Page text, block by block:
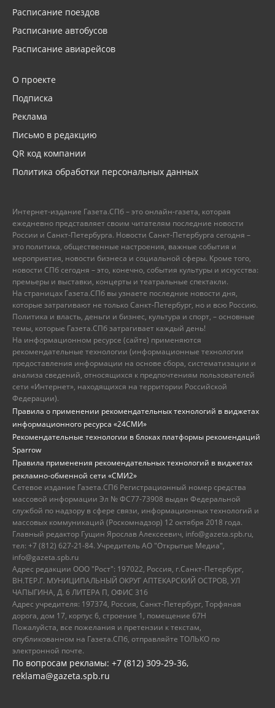
Расписание поездов
Расписание автобусов
Расписание авиарейсов
О проекте
Подписка
Реклама
Письмо в редакцию
QR код компании
Политика обработки персональных данных
Интернет-издание Газета.СПб – это онлайн-газета, которая
ежедневно представляет своим читателям последние новости
России и Санкт-Петербурга. Новости Санкт-Петербурга сегодня –
это политика, общественные настроения, важные события и
мероприятия, новости бизнеса и социальной сферы. Кроме того,
новости СПб сегодня – это, конечно, события культуры и искусства:
премьеры и выставки, концерты и театральные спектакли.
На страницах Газета.СПб вы узнаете последние новости дня,
которые затрагивают не только Санкт-Петербург, но и всю Россию.
Политика и власть, деньги и бизнес, культура и спорт, – основные
темы, которые Газета.СПб затрагивает каждый день!
На информационном ресурсе (сайте) применяются
рекомендательные технологии (информационные технологии
предоставления информации на основе сбора, систематизации и
анализа сведений, относящихся к предпочтениям пользователей
сети «Интернет», находящихся на территории Российской
Федерации).
Правила о применении рекомендательных технологий в виджетах
информационного ресурса «24СМИ»
Рекомендательные технологии в блоках платформы рекомендаций
Sparrow
Правила применения рекомендательных технологий в виджетах
рекламно-обменной сети «СМИ2»
Сетевое издание Газета.СПб Регистрационный номер средства
массовой информации Эл № ФС77-73908 выдан Федеральной
службой по надзору в сфере связи, информационных технологий и
массовых коммуникаций (Роскомнадзор) 12 октября 2018 года.
Главный редактор Гущин Ярослав Алексеевич, info@gazeta.spb.ru,
тел: +7 (812) 627-21-84. Учредитель АО "Открытые Медиа",
info@gazeta.spb.ru
Адрес редакции ООО "Рост": 197022, Россия, г.Санкт-Петербург,
ВН.ТЕР.Г. МУНИЦИПАЛЬНЫЙ ОКРУГ АПТЕКАРСКИЙ ОСТРОВ, УЛ
ЧАПЫГИНА, Д. 6 ЛИТЕРА П, ОФИС 316
Адрес учредителя: 197374, Россия, Санкт-Петербург, Торфяная
дорога, дом 17, корпус 6, строение 1, помещение 67Н
Пожалуйста, все пожелания и претензии к текстам,
опубликованном на Газета.СПб, отправляйте ТОЛЬКО по
электронной почте.
По вопросам рекламы: +7 (812) 309-29-36,
reklama@gazeta.spb.ru